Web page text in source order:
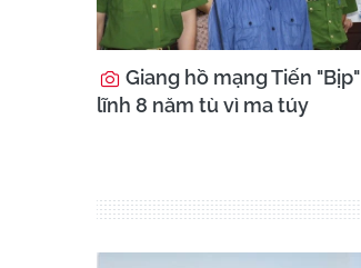
Giang hồ mạng Tiến "Bịp"
lĩnh 8 năm tù vì ma túy